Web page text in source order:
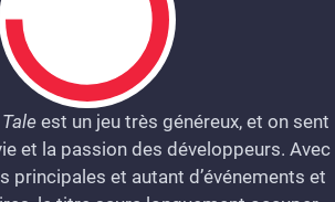
est un jeu très généreux, et on sent
et la passion des développeurs. Avec
principales et autant d’événements et